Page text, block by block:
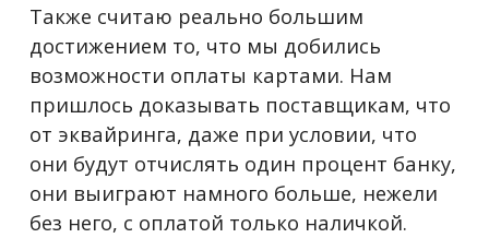
Также считаю реально большим
достижением то, что мы добились
возможности оплаты картами. Нам
пришлось доказывать поставщикам, что
от эквайринга, даже при условии, что
они будут отчислять один процент банку,
они выиграют намного больше, нежели
без него, с оплатой только наличкой.